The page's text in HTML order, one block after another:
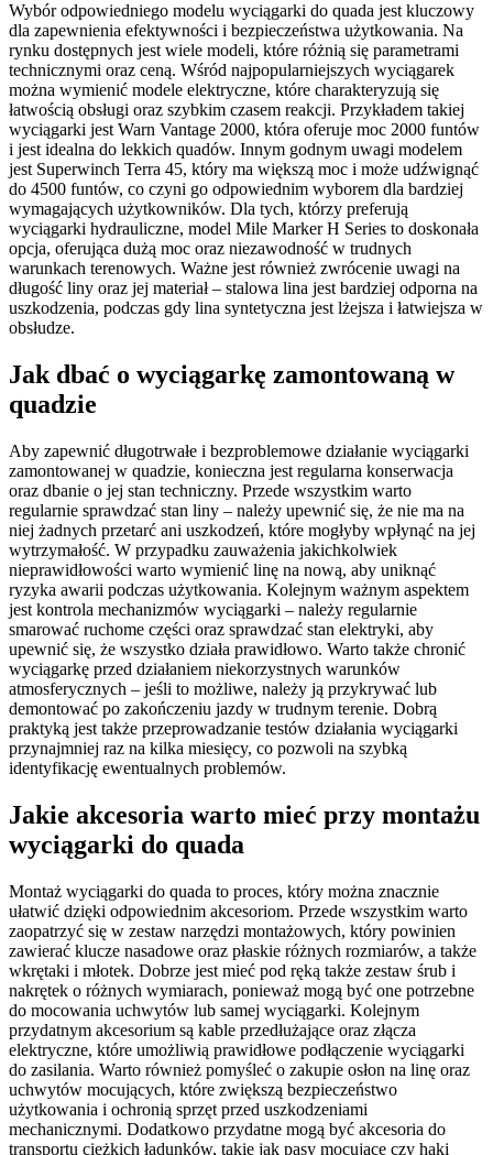
Wybór odpowiedniego modelu wyciągarki do quada jest kluczowy
dla zapewnienia efektywności i bezpieczeństwa użytkowania. Na
rynku dostępnych jest wiele modeli, które różnią się parametrami
technicznymi oraz ceną. Wśród najpopularniejszych wyciągarek
można wymienić modele elektryczne, które charakteryzują się
łatwością obsługi oraz szybkim czasem reakcji. Przykładem takiej
wyciągarki jest Warn Vantage 2000, która oferuje moc 2000 funtów
i jest idealna do lekkich quadów. Innym godnym uwagi modelem
jest Superwinch Terra 45, który ma większą moc i może udźwignąć
do 4500 funtów, co czyni go odpowiednim wyborem dla bardziej
wymagających użytkowników. Dla tych, którzy preferują
wyciągarki hydrauliczne, model Mile Marker H Series to doskonała
opcja, oferująca dużą moc oraz niezawodność w trudnych
warunkach terenowych. Ważne jest również zwrócenie uwagi na
długość liny oraz jej materiał – stalowa lina jest bardziej odporna na
uszkodzenia, podczas gdy lina syntetyczna jest lżejsza i łatwiejsza w
obsłudze.
Jak dbać o wyciągarkę zamontowaną w
quadzie
Aby zapewnić długotrwałe i bezproblemowe działanie wyciągarki
zamontowanej w quadzie, konieczna jest regularna konserwacja
oraz dbanie o jej stan techniczny. Przede wszystkim warto
regularnie sprawdzać stan liny – należy upewnić się, że nie ma na
niej żadnych przetarć ani uszkodzeń, które mogłyby wpłynąć na jej
wytrzymałość. W przypadku zauważenia jakichkolwiek
nieprawidłowości warto wymienić linę na nową, aby uniknąć
ryzyka awarii podczas użytkowania. Kolejnym ważnym aspektem
jest kontrola mechanizmów wyciągarki – należy regularnie
smarować ruchome części oraz sprawdzać stan elektryki, aby
upewnić się, że wszystko działa prawidłowo. Warto także chronić
wyciągarkę przed działaniem niekorzystnych warunków
atmosferycznych – jeśli to możliwe, należy ją przykrywać lub
demontować po zakończeniu jazdy w trudnym terenie. Dobrą
praktyką jest także przeprowadzanie testów działania wyciągarki
przynajmniej raz na kilka miesięcy, co pozwoli na szybką
identyfikację ewentualnych problemów.
Jakie akcesoria warto mieć przy montażu
wyciągarki do quada
Montaż wyciągarki do quada to proces, który można znacznie
ułatwić dzięki odpowiednim akcesoriom. Przede wszystkim warto
zaopatrzyć się w zestaw narzędzi montażowych, który powinien
zawierać klucze nasadowe oraz płaskie różnych rozmiarów, a także
wkrętaki i młotek. Dobrze jest mieć pod ręką także zestaw śrub i
nakrętek o różnych wymiarach, ponieważ mogą być one potrzebne
do mocowania uchwytów lub samej wyciągarki. Kolejnym
przydatnym akcesorium są kable przedłużające oraz złącza
elektryczne, które umożliwią prawidłowe podłączenie wyciągarki
do zasilania. Warto również pomyśleć o zakupie osłon na linę oraz
uchwytów mocujących, które zwiększą bezpieczeństwo
użytkowania i ochronią sprzęt przed uszkodzeniami
mechanicznymi. Dodatkowo przydatne mogą być akcesoria do
transportu ciężkich ładunków, takie jak pasy mocujące czy haki